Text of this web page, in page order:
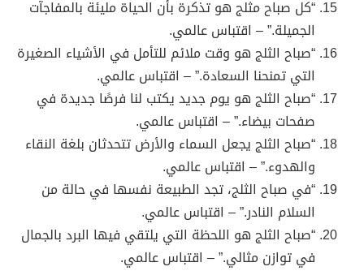
“كل صباح مثلج هو تذكرة بأن الحياة مليئة بالمفاجآت
الجميلة.” – اقتباس عالمي.
“صباح الثلج هو وقت ملائم للتأمل في الأشياء الصغيرة
التي تمنحنا السعادة.” – اقتباس عالمي.
“صباح الثلج هو يوم جديد يكتب لنا فرصًا جديدة في
صفحات بيضاء.” – اقتباس عالمي.
“صباح الثلج يجعل السماء والأرض تتحدثان بلغة النقاء
والهدوء.” – اقتباس عالمي.
“في صباح الثلج، تجد الطبيعة نفسها في حالة من
السلام النادر.” – اقتباس عالمي.
“صباح الثلج هو اللحظة التي يلتقي فيها البرد بالجمال
في توازن مثالي.” – اقتباس عالمي.